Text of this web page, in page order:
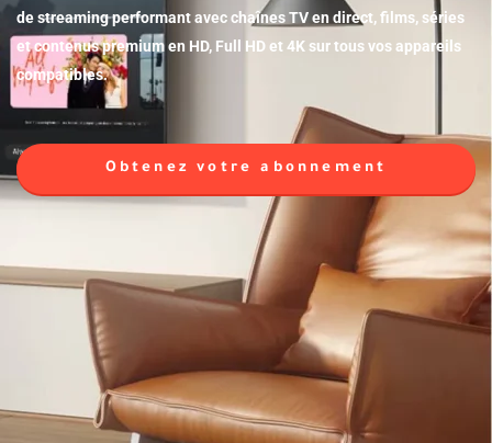
de streaming performant avec chaînes TV en direct, films, séries
et contenus premium en HD, Full HD et 4K sur tous vos appareils
compatibles.
Obtenez votre abonnement